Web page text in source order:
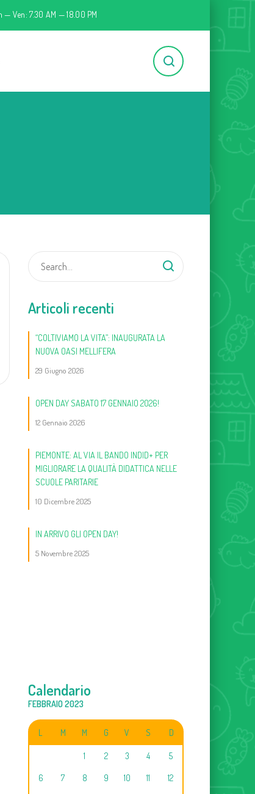
— Ven: 7.30 AM — 18.00 PM
Articoli recenti
“COLTIVIAMO LA VITA”: INAUGURATA LA
NUOVA OASI MELLIFERA
29 Giugno 2026
OPEN DAY SABATO 17 GENNAIO 2026!
12 Gennaio 2026
PIEMONTE: AL VIA IL BANDO INDID+ PER
MIGLIORARE LA QUALITÀ DIDATTICA NELLE
SCUOLE PARITARIE
10 Dicembre 2025
IN ARRIVO GLI OPEN DAY!
5 Novembre 2025
Calendario
FEBBRAIO 2023
L M M G V S D
1 2 3 4 5
6 7 8 9 10 11 12